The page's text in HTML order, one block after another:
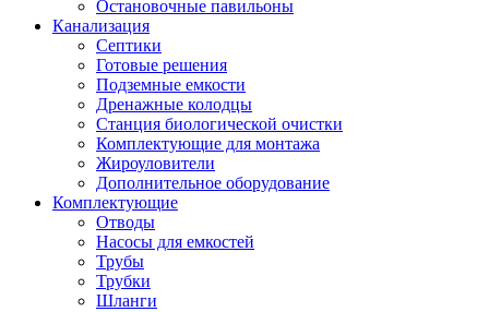
Остановочные павильоны
Канализация
Септики
Готовые решения
Подземные емкости
Дренажные колодцы
Станция биологической очистки
Комплектующие для монтажа
Жироуловители
Дополнительное оборудование
Комплектующие
Отводы
Насосы для емкостей
Трубы
Трубки
Шланги